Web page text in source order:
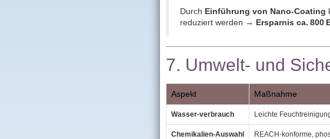
Durch Einführung von Nano‑Coating
reduziert werden → Ersparnis ca. 800
7. Umwelt‑ und
Aspekt Maßnahme
Wasser‑verbrauch Leichte
Chemikalien‑Auswahl REACH‑konforme,